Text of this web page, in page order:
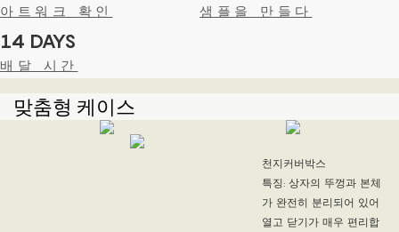
아트워크 확인 샘플을 만들다
14 DAYS
배달 시간
맞춤형 케이스
천지커버박스
특징: 상자의 뚜껑과 본체
가 완전히 분리되어 있어
열고 닫기가 매우 편리합